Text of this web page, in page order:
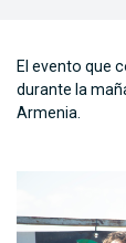
El evento que
durante la
Armenia.